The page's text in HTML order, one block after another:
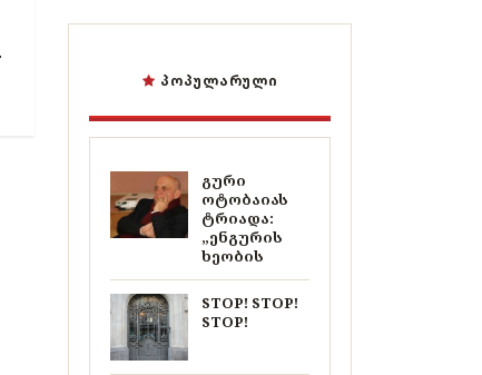
ᲞᲝᲞᲣᲚᲐᲠᲣᲚᲘ
გური
ოტობაიას
ტრიადა:
„ენგურის
ხეობის
STOP! STOP!
STOP!